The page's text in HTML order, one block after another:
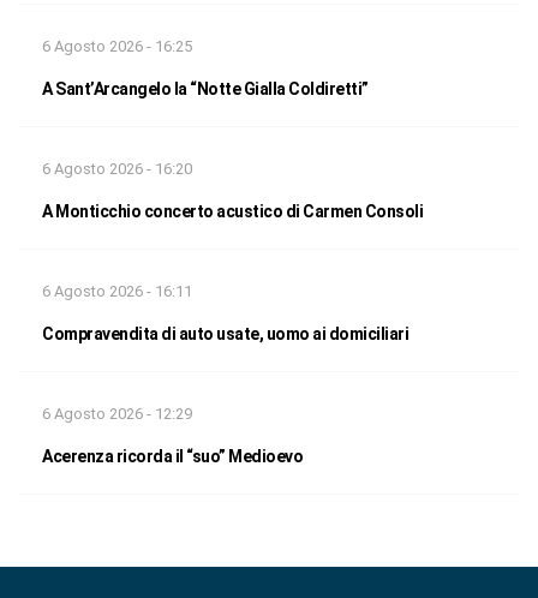
6 Agosto 2026 - 16:25
A Sant’Arcangelo la “Notte Gialla Coldiretti”
6 Agosto 2026 - 16:20
A Monticchio concerto acustico di Carmen Consoli
6 Agosto 2026 - 16:11
Compravendita di auto usate, uomo ai domiciliari
6 Agosto 2026 - 12:29
Acerenza ricorda il “suo” Medioevo